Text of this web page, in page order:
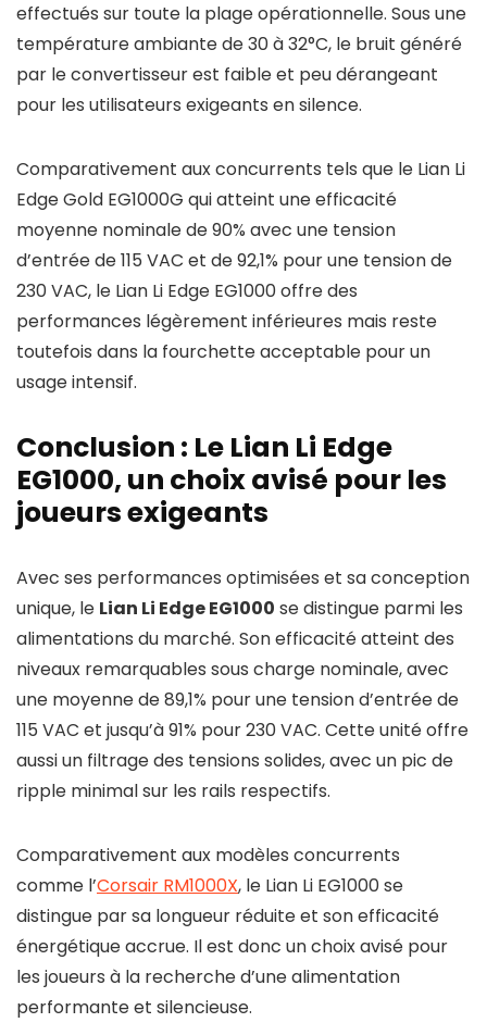
effectués sur toute la plage opérationnelle. Sous une
température ambiante de 30 à 32°C, le bruit généré
par le convertisseur est faible et peu dérangeant
pour les utilisateurs exigeants en silence.
Comparativement aux concurrents tels que le Lian Li
Edge Gold EG1000G qui atteint une efficacité
moyenne nominale de 90% avec une tension
d’entrée de 115 VAC et de 92,1% pour une tension de
230 VAC, le Lian Li Edge EG1000 offre des
performances légèrement inférieures mais reste
toutefois dans la fourchette acceptable pour un
usage intensif.
Conclusion : Le Lian Li Edge
EG1000, un choix avisé pour les
joueurs exigeants
Avec ses performances optimisées et sa conception
unique, le Lian Li Edge EG1000 se distingue parmi les
alimentations du marché. Son efficacité atteint des
niveaux remarquables sous charge nominale, avec
une moyenne de 89,1% pour une tension d’entrée de
115 VAC et jusqu’à 91% pour 230 VAC. Cette unité offre
aussi un filtrage des tensions solides, avec un pic de
ripple minimal sur les rails respectifs.
Comparativement aux modèles concurrents
comme l’Corsair RM1000X, le Lian Li EG1000 se
distingue par sa longueur réduite et son efficacité
énergétique accrue. Il est donc un choix avisé pour
les joueurs à la recherche d’une alimentation
performante et silencieuse.